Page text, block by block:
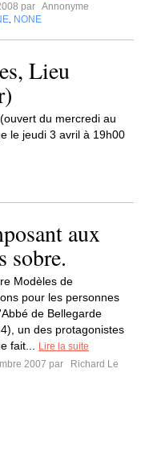
par Annonyme
NONE
Lieu
du mercredi au
le jeudi 3 avril à 19h00
aux
sobre.
Modèles de
pour les personnes
de Bellegarde
un des protagonistes
fait...
Lire la suite
2007 par
Richard Le